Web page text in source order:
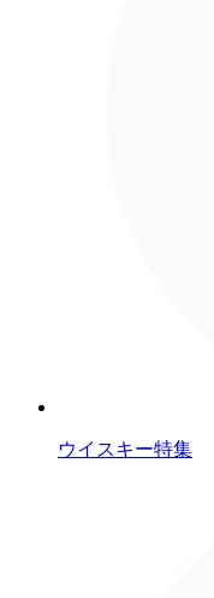
ウイスキー特集